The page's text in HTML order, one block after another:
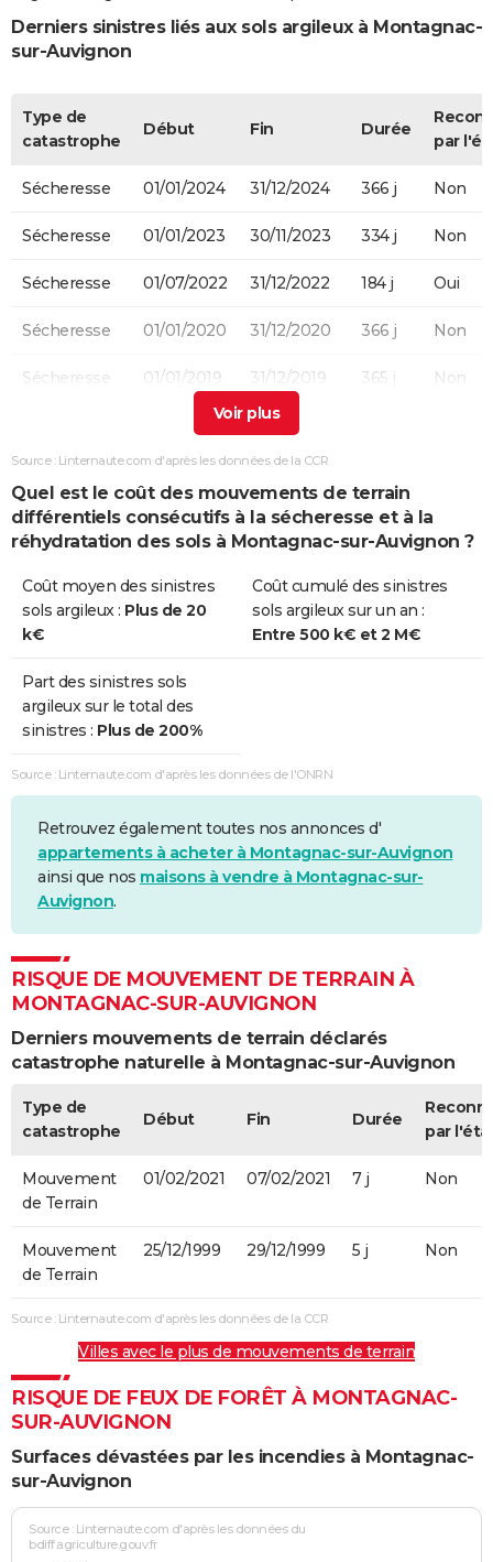
Derniers sinistres liés aux sols argileux à Montagnac-
sur-Auvignon
Type de
catastrophe
Début Fin Durée
par
Sécheresse 01/01/2024 31/12/2024 366 j Non
Sécheresse 01/01/2023 30/11/2023 334 j Non
Sécheresse 01/07/2022 31/12/2022 184 j Oui
Sécheresse 01/01/2020 31/12/2020 366 j Non
Sécheresse 01/01/2019 31/12/2019 365 j Non
01/01/2016
Sécheresse 01/07/2006 30/09/2006 92 j
Sécheresse 01/07/2005 30/09/2005 92 j
Sécheresse 01/07/2003
Source : Linternaute.com d'après les données de la CCR
Quel est le coût des mouvements de terrain
différentiels consécutifs à la sécheresse et à la
réhydratation des sols à Montagnac-sur-Auvignon ?
Coût moyen des sinistres
sols argileux : Plus de 20
k€
Coût cumulé des sinistres
sols argileux sur un an :
Entre 500 k€ et 2 M€
Part des sinistres sols
argileux sur le total des
sinistres : Plus de 200%
Source : Linternaute.com d'après les données de l'ONRN
Retrouvez également toutes nos annonces d'
appartements à acheter à Montagnac-sur-Auvignon
ainsi que nos maisons à vendre à Montagnac-sur-
Auvignon.
RISQUE DE MOUVEMENT DE TERRAIN À
MONTAGNAC-SUR-AUVIGNON
Derniers mouvements de terrain déclarés
catastrophe naturelle à Montagnac-sur-Auvignon
Type de
catastrophe
Début Fin Durée
par
Mouvement
de Terrain
01/02/2021 07/02/2021 7 j Non
Mouvement
de Terrain
25/12/1999 29/12/1999 5 j Non
Source : Linternaute.com d'après les données de la CCR
Villes avec le plus de mouvements de terrain
RISQUE DE FEUX DE FORÊT À MONTAGNAC-
SUR-AUVIGNON
Surfaces dévastées par les incendies à Montagnac-
sur-Auvignon
Source : Linternaute.com d'après les données du
bdiff.agriculture.gouv.fr